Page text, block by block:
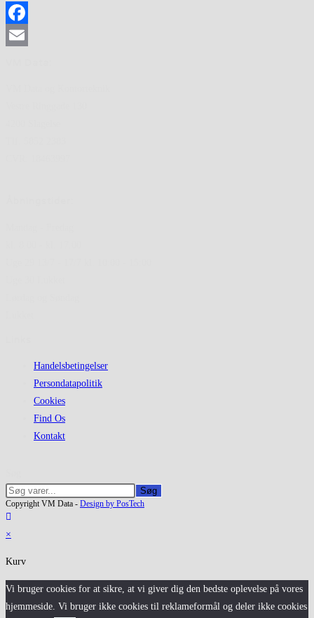
Facebook
Handelsbetingelser
Persondatapolitik
Cookies
Find Os
Kontakt
Søg
Copyright VM Data - Design by PosTech
×
Kurv
Vi bruger cookies for at sikre, at vi giver dig den bedste oplevelse på vores
hjemmeside. Vi bruger ikke cookies til reklameformål og deler ikke cookies